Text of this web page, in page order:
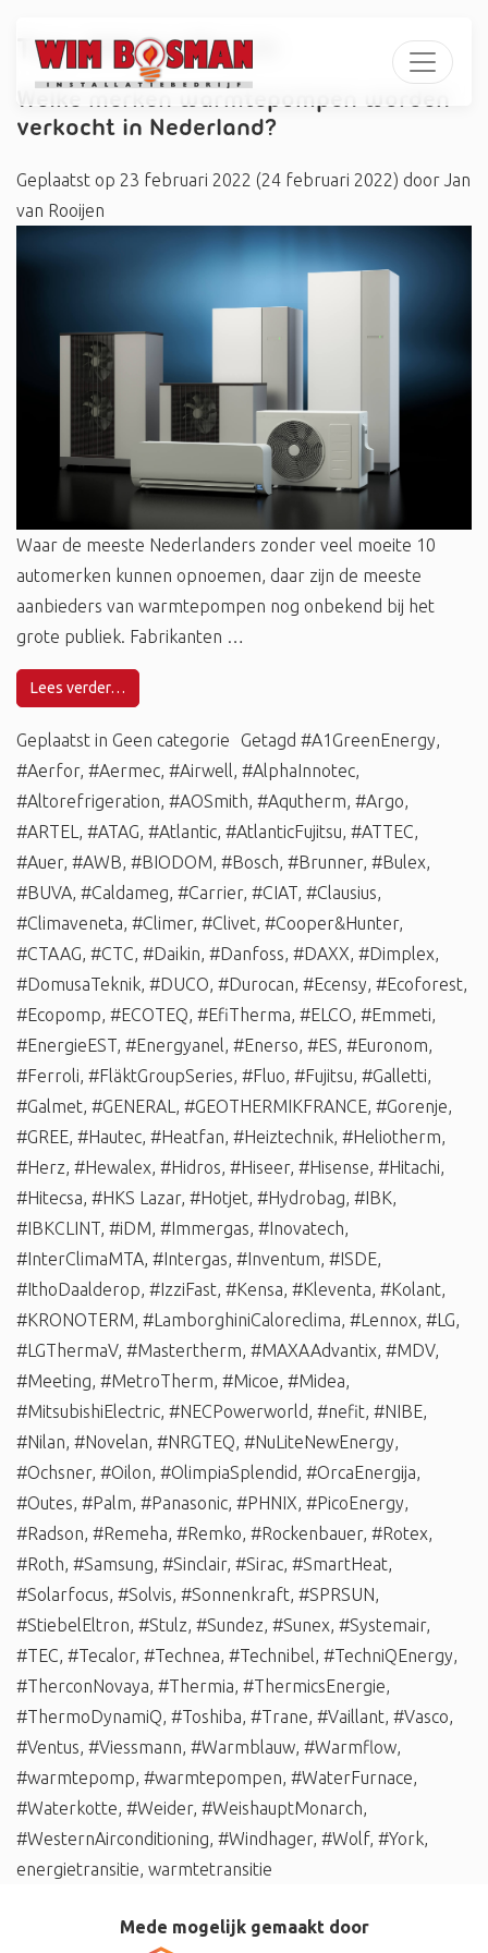
Tag:#MetroTherm
Welke merken warmtepompen worden
verkocht in Nederland?
Geplaatst op 23 februari 2022 (24 februari 2022) door Jan
van Rooijen
Waar de meeste Nederlanders zonder veel moeite 10
automerken kunnen opnoemen, daar zijn de meeste
aanbieders van warmtepompen nog onbekend bij het
grote publiek. Fabrikanten …
Lees verder…
Geplaatst in Geen categorie Getagd #A1GreenEnergy,
#Aerfor, #Aermec, #Airwell, #AlphaInnotec,
#Altorefrigeration, #AOSmith, #Aqutherm, #Argo,
#ARTEL , #ATAG, #Atlantic, #AtlanticFujitsu, #ATTEC,
#Auer, #AWB, #BIODOM, #Bosch, #Brunner, #Bulex,
#BUVA, #Caldameg, #Carrier, #CIAT, #Clausius,
#Climaveneta, #Climer, #Clivet, #Cooper&Hunter,
#CTAAG, #CTC, #Daikin, #Danfoss, #DAXX, #Dimplex,
#DomusaTeknik, #DUCO, #Durocan, #Ecensy, #Ecoforest,
#Ecopomp, #ECOTEQ, #EfiTherma, #ELCO, #Emmeti,
#EnergieEST, #Energyanel, #Enerso, #ES, #Euronom,
#Ferroli, #FläktGroupSeries, #Fluo, #Fujitsu, #Galletti,
#Galmet, #GENERAL , #GEOTHERMIKFRANCE, #Gorenje,
#GREE, #Hautec, #Heatfan, #Heiztechnik, #Heliotherm,
#Herz, #Hewalex, #Hidros, #Hiseer, #Hisense, #Hitachi,
#Hitecsa, #HKS Lazar, #Hotjet, #Hydrobag, #IBK,
#IBKCLINT, #iDM, #Immergas, #Inovatech,
#InterClimaMTA, #Intergas, #Inventum, #ISDE,
#IthoDaalderop, #IzziFast, #Kensa, #Kleventa, #Kolant,
#KRONOTERM, #LamborghiniCaloreclima, #Lennox, #LG,
#LGThermaV, #Mastertherm, #MAXAAdvantix, #MDV,
#Meeting, #MetroTherm, #Micoe, #Midea,
#MitsubishiElectric, #NECPowerworld, #nefit, #NIBE,
#Nilan, #Novelan, #NRGTEQ, #NuLiteNewEnergy,
#Ochsner, #Oilon, #OlimpiaSplendid, #OrcaEnergija,
#Outes, #Palm, #Panasonic, #PHNIX, #PicoEnergy,
#Radson, #Remeha, #Remko, #Rockenbauer, #Rotex,
#Roth, #Samsung, #Sinclair, #Sirac, #SmartHeat,
#Solarfocus, #Solvis, #Sonnenkraft, #SPRSUN,
#StiebelEltron, #Stulz, #Sundez, #Sunex, #Systemair,
#TEC, #Tecalor, #Technea, #Technibel, #TechniQEnergy,
#TherconNovaya, #Thermia, #ThermicsEnergie,
#ThermoDynamiQ, #Toshiba, #Trane, #Vaillant, #Vasco,
#Ventus, #Viessmann, #Warmblauw, #Warmflow,
#warmtepomp, #warmtepompen, #WaterFurnace,
#Waterkotte, #Weider, #WeishauptMonarch,
#WesternAirconditioning, #Windhager, #Wolf, #York,
energietransitie, warmtetransitie
Mede mogelijk gemaakt door